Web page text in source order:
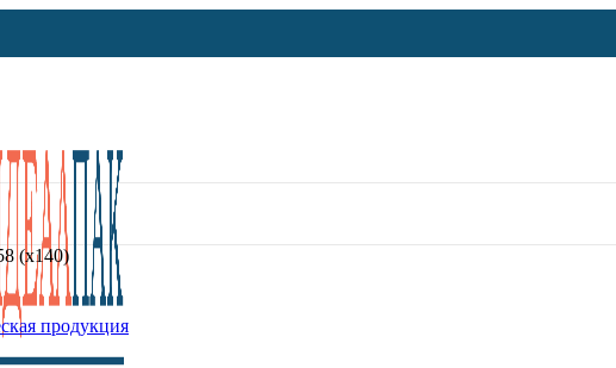
продукция
(х140)